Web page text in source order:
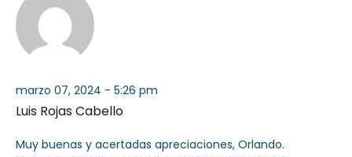
marzo 07, 2024 - 5:26 pm
Luis Rojas Cabello
Muy buenas y acertadas apreciaciones, Orlando.